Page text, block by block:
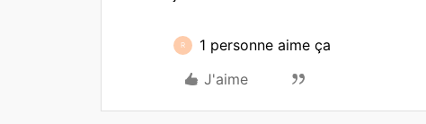
R
1 personne aime ça
J'aime